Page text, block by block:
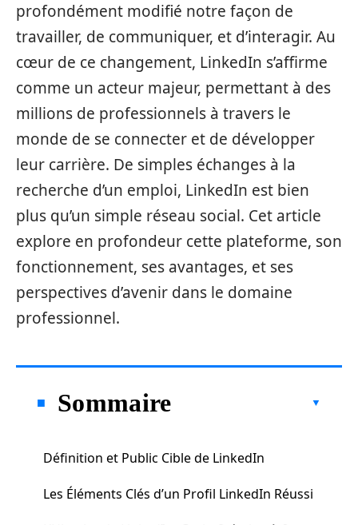
profondément modifié notre façon de
travailler, de communiquer, et d’interagir. Au
cœur de ce changement, LinkedIn s’affirme
comme un acteur majeur, permettant à des
millions de professionnels à travers le
monde de se connecter et de développer
leur carrière. De simples échanges à la
recherche d’un emploi, LinkedIn est bien
plus qu’un simple réseau social. Cet article
explore en profondeur cette plateforme, son
fonctionnement, ses avantages, et ses
perspectives d’avenir dans le domaine
professionnel.
Sommaire
Définition et Public Cible de LinkedIn
Les Éléments Clés d’un Profil LinkedIn Réussi